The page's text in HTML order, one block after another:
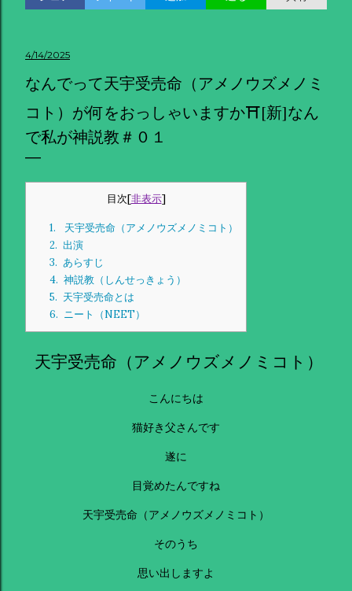
4/14/2025
なんでって天宇受売命（アメノウズメノミ
コト）が何をおっしゃいますか⛩[新]なん
で私が神説教＃０１
目次[非表示]
1.
天宇受売命（アメノウズメノミコト）
2. 出演
3. あらすじ
4. 神説教（しんせっきょう）
5. 天宇受売命とは
6. ニート（NEET）
天宇受売命（アメノウズメノミコト）
こんにちは
猫好き父さんです
遂に
目覚めたんですね
天宇受売命（アメノウズメノミコト）
そのうち
思い出しますよ